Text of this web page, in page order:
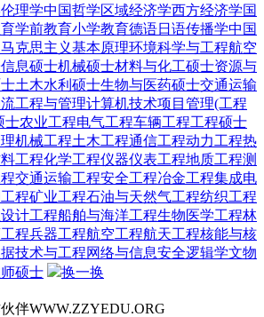
伦理学中国哲学区域经济学西方经济学国
学前教育小学教育德语日语传播学中国
马克思主义基本原理环境科学与工程航空
息硕士机械硕士材料与化工硕士资源与
土木水利硕士生物与医药硕士交通运输
工程与管理计算机技术项目管理(工程
士农业工程电气工程车辆工程工程硕士
机械工程土木工程通信工程动力工程热
工程化学工程仪器仪表工程地质工程测
交通运输工程安全工程冶金工程集成电
程矿业工程石油与天然气工程纺织工程
计工程船舶与海洋工程生物医学工程林
程兵器工程航空工程航天工程核能与核
技术与工程网络与信息安全逻辑学文物
硕士 换一换
伴WWW.ZZYEDU.ORG